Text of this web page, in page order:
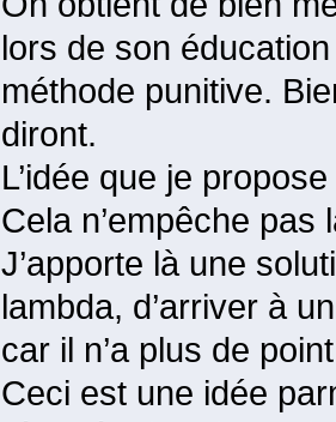
lors de son
méthode punitive.
diront.
L’idée que je
Cela n’empêche pas
J’apporte là une
lambda, d’arriver à
car il n’a plus de
Ceci est une idée